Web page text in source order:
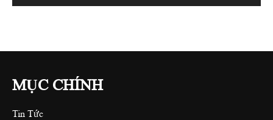
MỤC CHÍNH
Tin Tức